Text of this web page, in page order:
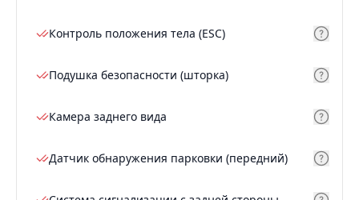
Контроль положения тела (ESC)
Подушка безопасности (шторка)
Камера заднего вида
Датчик обнаружения парковки (передний)